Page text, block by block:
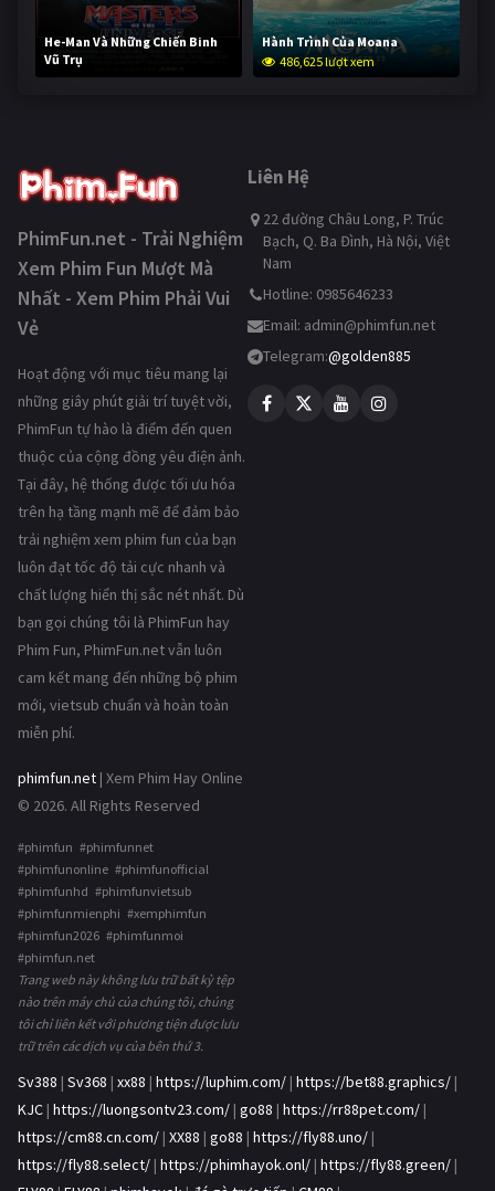
He-Man Và Những Chiến Binh
Vũ Trụ
234,854 lượt xem
Hành Trình Của Moana
486,625 lượt xem
PhimFun.net - Trải Nghiệm
Xem Phim Fun Mượt Mà
Nhất - Xem Phim Phải Vui
Vẻ
Hoạt động với mục tiêu mang lại
những giây phút giải trí tuyệt vời,
PhimFun tự hào là điểm đến quen
thuộc của cộng đồng yêu điện ảnh.
Tại đây, hệ thống được tối ưu hóa
trên hạ tầng mạnh mẽ để đảm bảo
trải nghiệm xem phim fun của bạn
luôn đạt tốc độ tải cực nhanh và
chất lượng hiển thị sắc nét nhất. Dù
bạn gọi chúng tôi là PhimFun hay
Phim Fun, PhimFun.net vẫn luôn
cam kết mang đến những bộ phim
mới, vietsub chuẩn và hoàn toàn
miễn phí.
phimfun.net | Xem Phim Hay Online
© 2026. All Rights Reserved
#phimfun #phimfunnet
#phimfunonline #phimfunofficial
#phimfunhd #phimfunvietsub
#phimfunmienphi #xemphimfun
#phimfun2026 #phimfunmoi
#phimfun.net
Trang web này không lưu trữ bất kỳ tệp
nào trên máy chủ của chúng tôi, chúng
tôi chỉ liên kết với phương tiện được lưu
trữ trên các dịch vụ của bên thứ 3.
Liên Hệ
22 đường Châu Long, P. Trúc
Bạch, Q. Ba Đình, Hà Nội, Việt
Nam
Hotline: 0985646233
Email: admin@phimfun.net
Telegram:@golden885
Sv388 | Sv368 | xx88 | https://luphim.com/ | https://bet88.graphics/ |
KJC | https://luongsontv23.com/ | go88 | https://rr88pet.com/ |
https://cm88.cn.com/ | XX88 | go88 | https://fly88.uno/ |
https://fly88.select/ | https://phimhayok.onl/ | https://fly88.green/ |